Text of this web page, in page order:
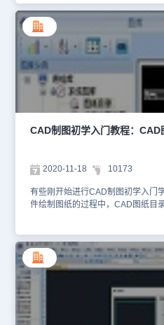
程吧！CAD图纸目录的使用教程：
2、然后找到菜单位置，并依次点
(TZML)；点取菜单命令后，命令开
框(如果没有添加进图纸集则不会被
型空间在内，其中立剖面图文件中
图纸，图纸数是 2，前面的 0 表示
数字是图纸空间布局中的图框也就
按图框中用户自己填写的图 号进行
件”，把其他参加生成图纸目录的文
择 7 个 dwg 文件，按插入图框的数
“生成目录”按钮，进入图纸插入目
用。以上就是小编给大家整理的国
件中CAD图纸目录的使用教程，有
制图初学入门教程来尝试操作一下
浩辰CAD官网哦！
CAD制图初学入门教程：CAD
2020-11-18 10173
有些刚开始进行CAD制图初学入门
件绘制图纸的过程中，CAD图纸目
软件中CAD图纸目录的相关CAD制
录的使用教程： 1、首先打开浩辰
置，并以此点击建筑设计→文件布
目录对话框控件说明：模型空间：
件中包括模型空间里插入的图框，
框。图纸空间：默认勾选表示在已
里插入的图框，除选则 表示只保留